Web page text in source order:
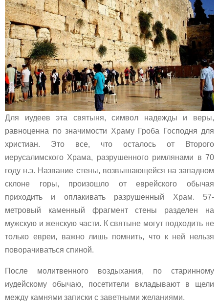
Для иудеев эта святыня, символ надежды и веры,
равноценна по значимости Храму Гроба Господня для
христиан. Это все, что осталось от Второго
иерусалимского Храма, разрушенного римлянами в 70
году н.э. Название стены, возвышающейся на западном
склоне горы, произошло от еврейского обычая
приходить и оплакивать разрушенный Храм. 57-
метровый каменный фрагмент стены разделен на
мужскую и женскую части. К святыне могут подходить не
только евреи, важно лишь помнить, что к ней нельзя
поворачиваться спиной.
После молитвенного воздыхания, по старинному
иудейскому обычаю, посетители вкладывают в щели
между камнями записки с заветными желаниями.